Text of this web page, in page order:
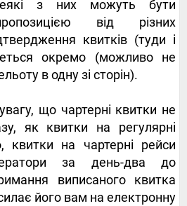
з них можуть бути
від різних
квитків (туди і
окремо (можливо не
в одну зі сторін).
що чартерні квитки не
як квитки на регулярні
квитки на чартерні рейси
за день-два до
виписаного квитка
його вам на електронну